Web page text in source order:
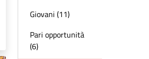
Giovani (11)
Pari opportunità
(6)